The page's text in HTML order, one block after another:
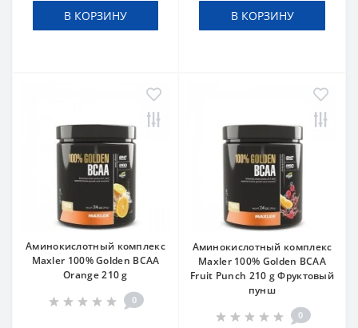
В КОРЗИНУ В КОРЗИНУ
Аминокислотный комплекс
Maxler 100% Golden BCAA
Orange 210 g
0
Аминокислотный комплекс
Maxler 100% Golden BCAA
Fruit Punch 210 g Фруктовый
пунш
0